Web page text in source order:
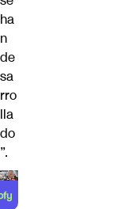
ha
n
de
sa
rro
lla
do
”.